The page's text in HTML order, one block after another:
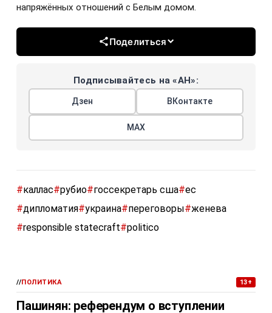
напряжённых отношений с Белым домом.
Поделиться
Подписывайтесь на «АН»:
Дзен ВКонтакте
МАХ
#каллас#рубио#госсекретарь сша#ес
#дипломатия#украина#переговоры#женева
#responsible statecraft#politico
//ПОЛИТИКА 13+
Пашинян: референдум о вступлении